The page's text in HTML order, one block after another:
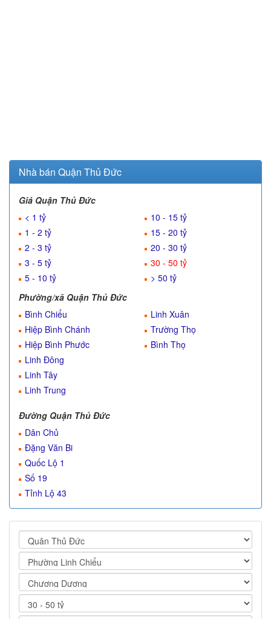
Nhà bán Quận Thủ Đức
Giá Quận Thủ Đức
< 1 tỷ
1 - 2 tỷ
2 - 3 tỷ
3 - 5 tỷ
5 - 10 tỷ
10 - 15 tỷ
15 - 20 tỷ
20 - 30 tỷ
30 - 50 tỷ
> 50 tỷ
Phường/xã Quận Thủ Đức
Bình Chiểu
Hiệp Bình Chánh
Hiệp Bình Phước
Linh Đông
Linh Tây
Linh Trung
Linh Xuân
Trường Thọ
Bình Thọ
Đường Quận Thủ Đức
Dân Chủ
Đặng Văn Bi
Quốc Lộ 1
Số 19
Tỉnh Lộ 43